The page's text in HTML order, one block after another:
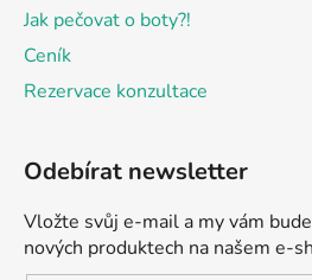
Jak pečovat o boty?!
Ceník
Rezervace konzultace
Odebírat newsletter
Vložte svůj e-mail a my vám
nových produktech na našem e-